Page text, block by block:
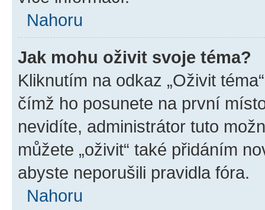
Nahoru
Jak mohu oživit svoje téma?
Kliknutím na odkaz „Oživit
čímž ho posunete na první
nevidíte, administrátor tuto
můžete „oživit“ také přidáním
abyste neporušili pravidla fóra.
Nahoru